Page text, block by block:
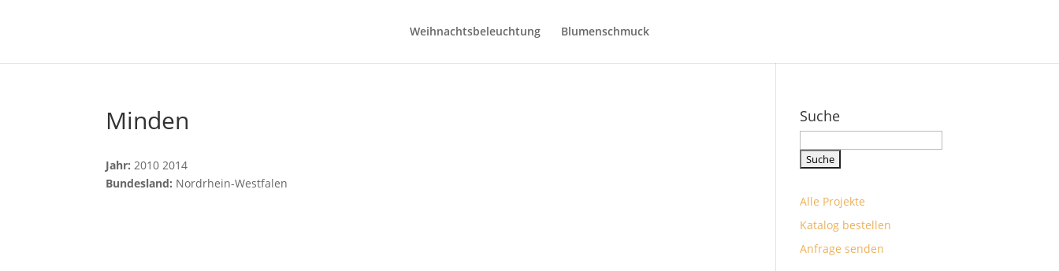
Weihnachtsbeleuchtung Blumenschmuck
Minden
Jahr:2010 2014
Bundesland: Nordrhein-Westfalen
Suche
eingeben
Alle Projekte
Katalog bestellen
Anfrage senden